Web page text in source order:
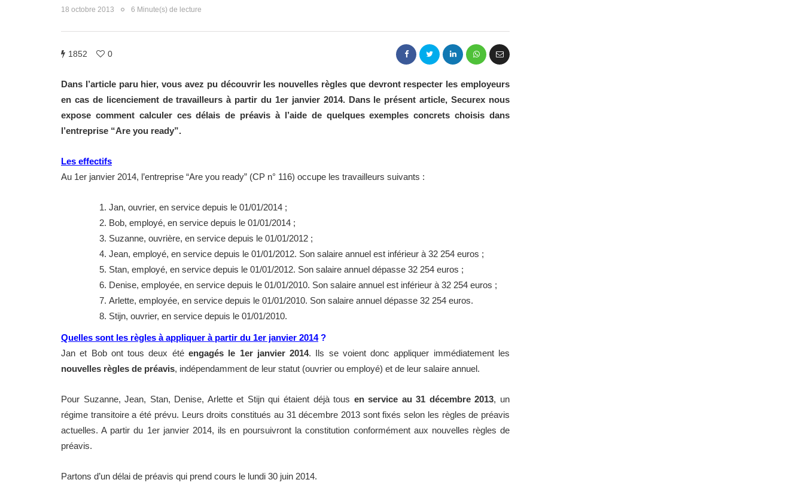
18 octobre 2013 6 Minute(s) de lecture
1852 0
Dans l’article paru hier, vous avez pu découvrir les nouvelles règles que devront respecter les employeurs
en cas de licenciement de travailleurs à partir du 1er janvier 2014. Dans le présent article, Securex nous
expose comment calculer ces délais de préavis à l’aide de quelques exemples concrets choisis dans
l’entreprise “Are you ready”.
Les effectifs
Au 1er janvier 2014, l’entreprise “Are you ready” (CP n° 116) occupe les travailleurs suivants :
Jan, ouvrier, en service depuis le 01/01/2014 ;
Bob, employé, en service depuis le 01/01/2014 ;
Suzanne, ouvrière, en service depuis le 01/01/2012 ;
Jean, employé, en service depuis le 01/01/2012. Son salaire annuel est inférieur à 32 254 euros ;
Stan, employé, en service depuis le 01/01/2012. Son salaire annuel dépasse 32 254 euros ;
Denise, employée, en service depuis le 01/01/2010. Son salaire annuel est inférieur à 32 254 euros ;
Arlette, employée, en service depuis le 01/01/2010. Son salaire annuel dépasse 32 254 euros.
Stijn, ouvrier, en service depuis le 01/01/2010.
Quelles sont les règles à appliquer à partir du 1er janvier 2014?
Jan et Bob ont tous deux été engagés le 1er janvier 2014. Ils se voient donc appliquer immédiatement les
nouvelles règles de préavis, indépendamment de leur statut (ouvrier ou employé) et de leur salaire annuel.
Pour Suzanne, Jean, Stan, Denise, Arlette et Stijn qui étaient déjà tous en service au 31 décembre 2013, un
régime transitoire a été prévu. Leurs droits constitués au 31 décembre 2013 sont fixés selon les règles de préavis
actuelles. A partir du 1er janvier 2014, ils en poursuivront la constitution conformément aux nouvelles règles de
préavis.
Partons d’un délai de préavis qui prend cours le lundi 30 juin 2014.